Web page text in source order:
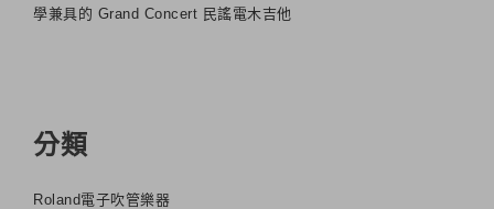
學兼具的 Grand Concert 民謠電木吉他
分類
Roland電子吹管樂器